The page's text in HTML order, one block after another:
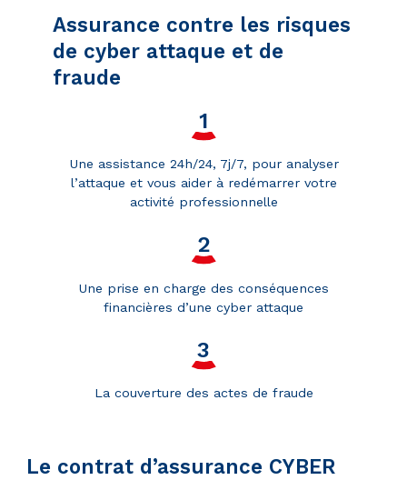
Assurance contre les risques
de cyber attaque et de
fraude
Une assistance 24h/24, 7j/7, pour analyser
l’attaque et vous aider à redémarrer votre
activité professionnelle
Une prise en charge des conséquences
financières d’une cyber attaque
La couverture des actes de fraude
Le contrat d’assurance CYBER